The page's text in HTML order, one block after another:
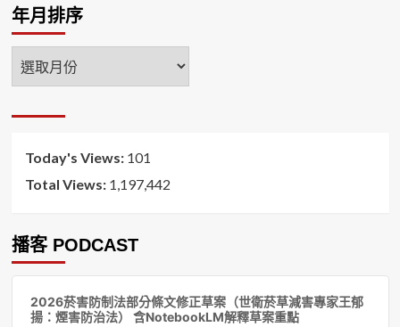
年月排序
年
月
序
Today's Views: 101
Total Views: 1,197,442
播客 PODCAST
2026菸害防制法部分條文修正草案（世衛菸草減害專家王郁
揚：煙害防治法） 含NotebookLM解釋草案重點